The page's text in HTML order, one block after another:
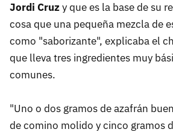
Jordi Cruzy que es la base de su
cosa que una pequeña mezcla de
como "saborizante", explicaba el
que lleva tres ingredientes muy
comunes.
"Uno o dos gramos de azafrán
de comino molido y cinco gramos